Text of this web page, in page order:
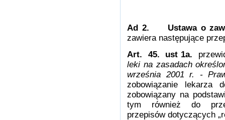
Ad 2. Ustawa o
zawiera następujące
Art. 45. ust 1a.
leki na zasadach
września 2001 r. -
zobowiązanie
zobowiązany na
tym również do
przepisów dotyczących